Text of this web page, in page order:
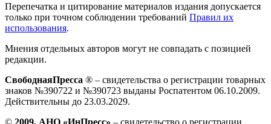
Перепечатка и цитирование материалов издания допускается
только при точном соблюдении требований Правил их
использования.
Мнения отдельных авторов могут не совпадать с позицией
редакции.
СвободнаяПресса ® – свидетельства о регистрации товарных
знаков №390722 и №390723 выданы Роспатентом 06.10.2009.
Действительны до 23.03.2029.
© 2009, АНО «ИнПресс» – свидетельство о регистрации